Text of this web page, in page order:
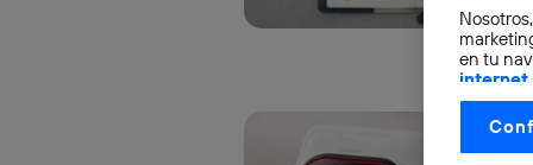
en tu
internet
otorgas
La
control.